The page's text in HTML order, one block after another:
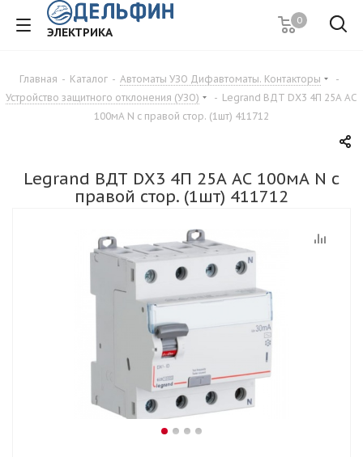
ЭЛЕКТРИКА
0
Главная - Каталог - Автоматы УЗО Дифавтоматы. Контакторы
-
Устройство защитного отклонения (УЗО)
- Legrand ВДТ DХ3 4П 25А АС
100мА N c правой стор. (1шт) 411712
Legrand ВДТ DХ3 4П 25А АС 100мА N c
правой стор. (1шт) 411712